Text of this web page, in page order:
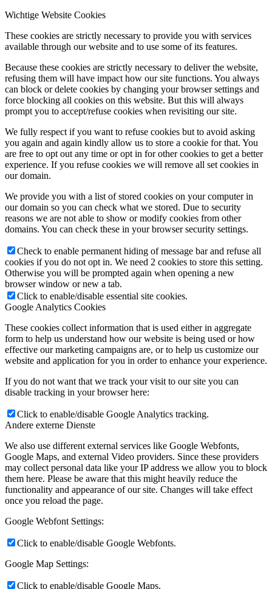
Wichtige Website Cookies
These cookies are strictly necessary to provide you with services
available through our website and to use some of its features.
Because these cookies are strictly necessary to deliver the website,
refusing them will have impact how our site functions. You always
can block or delete cookies by changing your browser settings and
force blocking all cookies on this website. But this will always
prompt you to accept/refuse cookies when revisiting our site.
We fully respect if you want to refuse cookies but to avoid asking
you again and again kindly allow us to store a cookie for that. You
are free to opt out any time or opt in for other cookies to get a better
experience. If you refuse cookies we will remove all set cookies in
our domain.
We provide you with a list of stored cookies on your computer in
our domain so you can check what we stored. Due to security
reasons we are not able to show or modify cookies from other
domains. You can check these in your browser security settings.
Check to enable permanent hiding of message bar and refuse all
cookies if you do not opt in. We need 2 cookies to store this setting.
Otherwise you will be prompted again when opening a new
browser window or new a tab.
Click to enable/disable essential site cookies.
Google Analytics Cookies
These cookies collect information that is used either in aggregate
form to help us understand how our website is being used or how
effective our marketing campaigns are, or to help us customize our
website and application for you in order to enhance your experience.
If you do not want that we track your visit to our site you can
disable tracking in your browser here:
Click to enable/disable Google Analytics tracking.
Andere externe Dienste
We also use different external services like Google Webfonts,
Google Maps, and external Video providers. Since these providers
may collect personal data like your IP address we allow you to block
them here. Please be aware that this might heavily reduce the
functionality and appearance of our site. Changes will take effect
once you reload the page.
Google Webfont Settings:
Click to enable/disable Google Webfonts.
Google Map Settings:
Click to enable/disable Google Maps.